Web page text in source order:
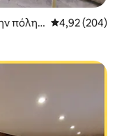
πόλη
Μέση
4,92 (204)